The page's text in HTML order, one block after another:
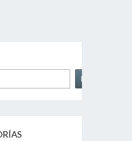
Buscar